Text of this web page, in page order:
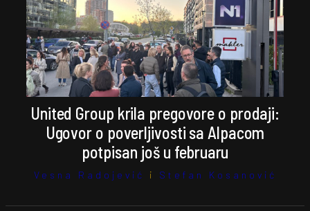
United Group krila pregovore o prodaji:
Ugovor o poverljivosti sa Alpacom
potpisan još u februaru
Vesna Radojević i Stefan Kosanović